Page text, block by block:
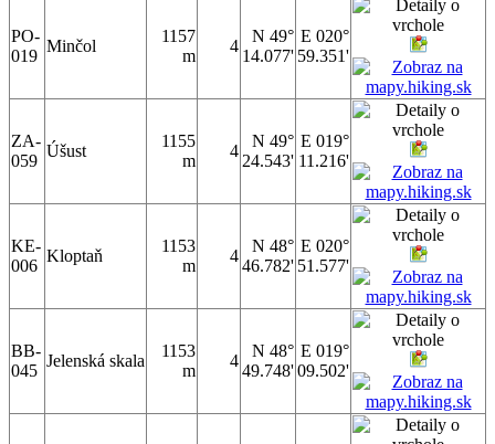
PO-
019
Minčol
1157
m
4
N 49°
14.077'
E 020°
59.351'
ZA-
059
Úšust
1155
m
4
N 49°
24.543'
E 019°
11.216'
KE-
006
Kloptaň
1153
m
4
N 48°
46.782'
E 020°
51.577'
BB-
045
Jelenská skala
1153
m
4
N 48°
49.748'
E 019°
09.502'